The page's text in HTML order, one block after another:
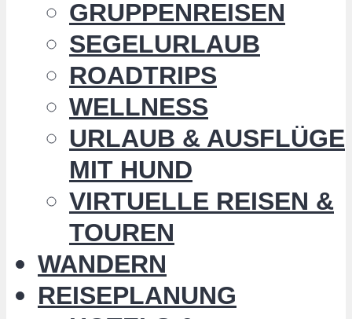
GRUPPENREISEN
SEGELURLAUB
ROADTRIPS
WELLNESS
URLAUB & AUSFLÜGE
MIT HUND
VIRTUELLE REISEN &
TOUREN
WANDERN
REISEPLANUNG